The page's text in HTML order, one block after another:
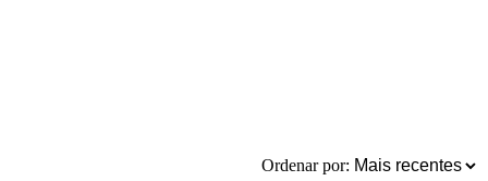
Ordenar por: